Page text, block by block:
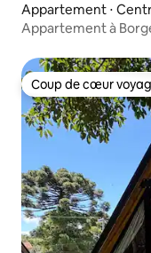
Appartement ⋅
Appartement à
Coup de cœur
Coup de cœur